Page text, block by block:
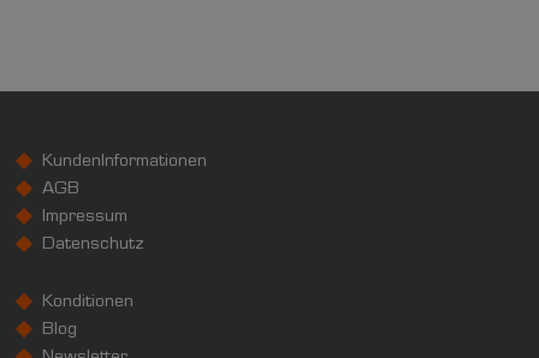
KundenInformationen
AGB
Impressum
Datenschutz
Konditionen
Blog